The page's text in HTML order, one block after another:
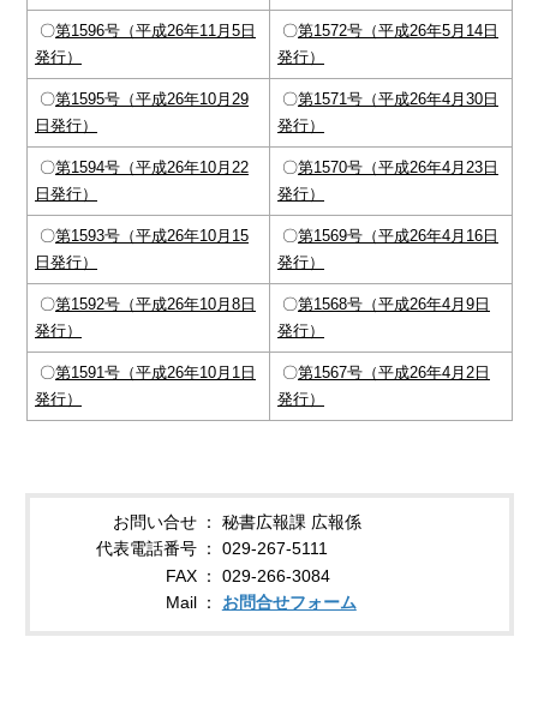
〇第1596号（平成26年11月5日
発行）
〇第1572号（平成26年5月14日
発行）
〇第1595号（平成26年10月29
日発行）
〇第1571号（平成26年4月30日
発行）
〇第1594号（平成26年10月22
日発行）
〇第1570号（平成26年4月23日
発行）
〇第1593号（平成26年10月15
日発行）
〇第1569号（平成26年4月16日
発行）
〇第1592号（平成26年10月8日
発行）
〇第1568号（平成26年4月9日
発行）
〇第1591号（平成26年10月1日
発行）
〇第1567号（平成26年4月2日
発行）
お問い合せ
秘書広報課 広報係
代表電話番号
029-267-5111
FAX
029-266-3084
Mail
お問合せフォーム